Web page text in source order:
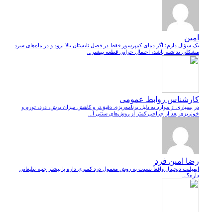
امین
یک سؤال دارم؛ اگر دمای کمپرسور فقط در فصل تابستان بالا برود و در ماه‌های سرد
مشکلی نداشته باشد، احتمال خرابی قطعه بیشتر...
کارشناس روابط عمومی
در بسیاری از موارد به دلیل برنامه‌ریزی دقیق‌تر و کاهش میزان برش، درد، تورم و
خونریزی بعد از جراحی کمتر از روش‌های سنتی ا...
رضا امین فرد
ایمپلنت دیجیتال واقعاً نسبت به روش معمول درد کمتری داره یا بیشتر جنبه تبلیغاتی
داره؟...